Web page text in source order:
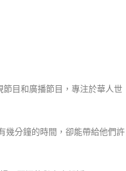
目和廣播節目，專注於華人世
幾分鐘的時間，卻能帶給他們許